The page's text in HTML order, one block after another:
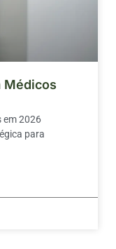
Médicos
em 2026
para